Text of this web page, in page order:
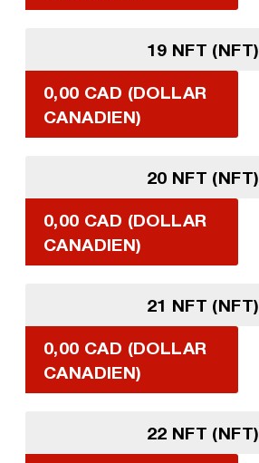
19 NFT (NFT)
0,00 CAD (DOLLAR
CANADIEN)
20 NFT (NFT)
0,00 CAD (DOLLAR
CANADIEN)
21 NFT (NFT)
0,00 CAD (DOLLAR
CANADIEN)
22 NFT (NFT)